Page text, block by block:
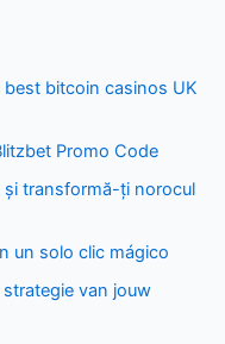
best bitcoin casinos UK
Promo Code
și transformă-ți norocul
un solo clic mágico
van jouw